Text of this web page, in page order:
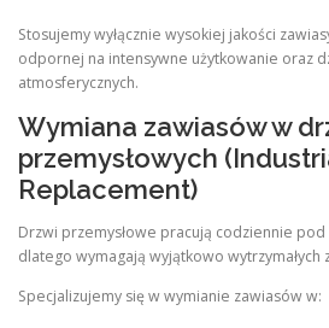
Stosujemy wyłącznie wysokiej jakości
odpornej na intensywne użytkowanie oraz
atmosferycznych.
Wymiana zawiasów w
przemysłowych
Replacement)
Drzwi przemysłowe pracują codziennie
dlatego wymagają wyjątkowo wytrzymałych
Specjalizujemy się w wymianie zawiasów w: